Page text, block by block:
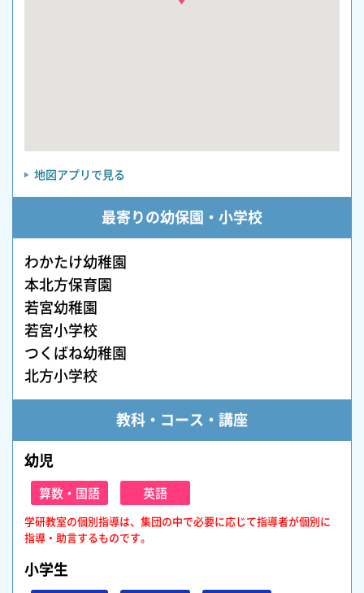
地図アプリで見る
最寄りの幼保園・小学校
わかたけ幼稚園
本北方保育園
若宮幼稚園
若宮小学校
つくばね幼稚園
北方小学校
教科・コース・講座
幼児
算数・国語 英語
学研教室の個別指導は、集団の中で必要に応じて指導者が個別に
指導・助言するものです。
小学生